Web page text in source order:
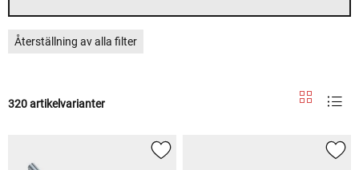
Återställning av alla filter
320 artikelvarianter